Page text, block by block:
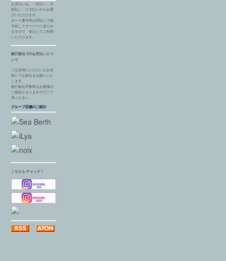
お支払いは、一括払い、分
割払い、リボ払いからお選
びいただけます。
カード番号等はSSLにて暗
号化してサーバーに送られ
ますので、安心してご利用
いただけます。
銀行振込でのお支払いにつ
いて
ご注文時にいただいたお名
前にてお振込をお願いいた
します。
銀行振込手数料はお客様の
ご負担となりますのでご了
承ください。
グループ店舗のご紹介
こちらも チェック！